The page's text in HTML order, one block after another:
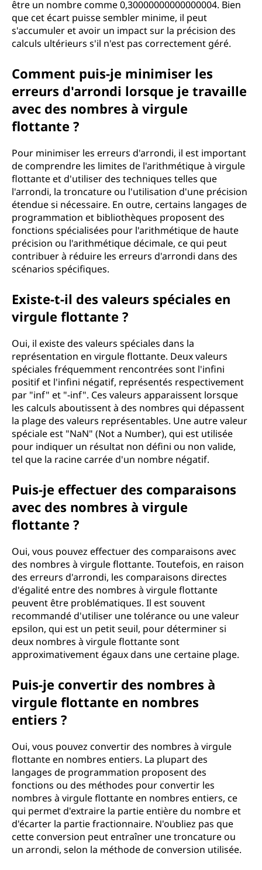
être un nombre comme 0,30000000000000004. Bien
que cet écart puisse sembler minime, il peut
s'accumuler et avoir un impact sur la précision des
calculs ultérieurs s'il n'est pas correctement géré.
Comment puis-je minimiser les
erreurs d'arrondi lorsque je travaille
avec des nombres à virgule
flottante ?
Pour minimiser les erreurs d'arrondi, il est important
de comprendre les limites de l'arithmétique à virgule
flottante et d'utiliser des techniques telles que
l'arrondi, la troncature ou l'utilisation d'une précision
étendue si nécessaire. En outre, certains langages de
programmation et bibliothèques proposent des
fonctions spécialisées pour l'arithmétique de haute
précision ou l'arithmétique décimale, ce qui peut
contribuer à réduire les erreurs d'arrondi dans des
scénarios spécifiques.
Existe-t-il des valeurs spéciales en
virgule flottante ?
Oui, il existe des valeurs spéciales dans la
représentation en virgule flottante. Deux valeurs
spéciales fréquemment rencontrées sont l'infini
positif et l'infini négatif, représentés respectivement
par "inf" et "-inf". Ces valeurs apparaissent lorsque
les calculs aboutissent à des nombres qui dépassent
la plage des valeurs représentables. Une autre valeur
spéciale est "NaN" (Not a Number), qui est utilisée
pour indiquer un résultat non défini ou non valide,
tel que la racine carrée d'un nombre négatif.
Puis-je effectuer des comparaisons
avec des nombres à virgule
flottante ?
Oui, vous pouvez effectuer des comparaisons avec
des nombres à virgule flottante. Toutefois, en raison
des erreurs d'arrondi, les comparaisons directes
d'égalité entre des nombres à virgule flottante
peuvent être problématiques. Il est souvent
recommandé d'utiliser une tolérance ou une valeur
epsilon, qui est un petit seuil, pour déterminer si
deux nombres à virgule flottante sont
approximativement égaux dans une certaine plage.
Puis-je convertir des nombres à
virgule flottante en nombres
entiers ?
Oui, vous pouvez convertir des nombres à virgule
flottante en nombres entiers. La plupart des
langages de programmation proposent des
fonctions ou des méthodes pour convertir les
nombres à virgule flottante en nombres entiers, ce
qui permet d'extraire la partie entière du nombre et
d'écarter la partie fractionnaire. N'oubliez pas que
cette conversion peut entraîner une troncature ou
un arrondi, selon la méthode de conversion utilisée.